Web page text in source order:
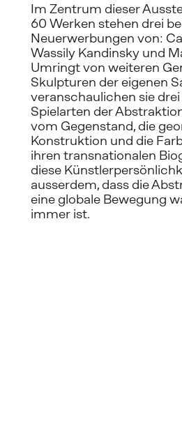
Im Zentrum dieser
60 Werken stehen drei
Neuerwerbungen von:
Wassily Kandinsky und
Umringt von weiteren
Skulpturen der eigenen
veranschaulichen sie
Spielarten der
vom Gegenstand, die
Konstruktion und die
ihren transnationalen
diese
ausserdem, dass die
eine globale Bewegung
immer ist.